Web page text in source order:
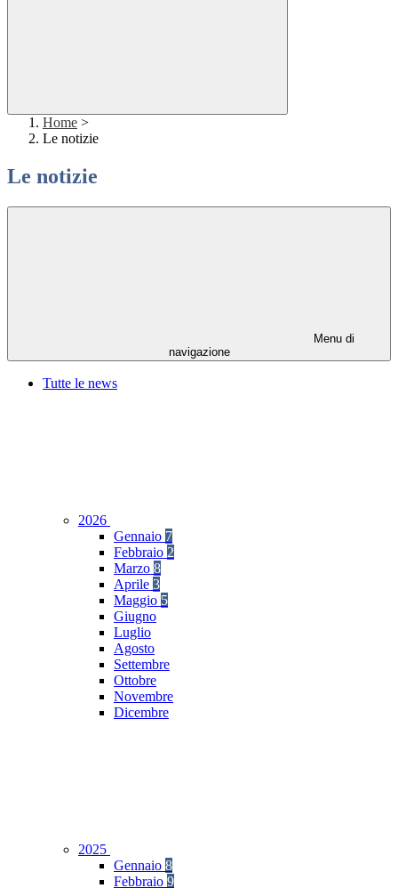
Home >
Le notizie
Le notizie
Menu di
navigazione
Tutte le news
2026
Gennaio 7
Febbraio 2
Marzo 8
Aprile 3
Maggio 5
Giugno
Luglio
Agosto
Settembre
Ottobre
Novembre
Dicembre
2025
Gennaio 8
Febbraio 9